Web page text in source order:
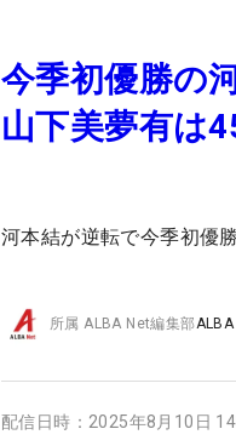
今季初優勝の
山下美夢有は
河本結が逆転で今季初優
所属ALBA Net編集部
配信日時： 2025年8月10日